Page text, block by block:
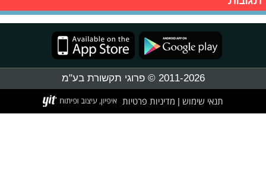
2011-2026 © פרוגי תקשורת בע"מ
תנאי שימוש | מדיניות פרטיות